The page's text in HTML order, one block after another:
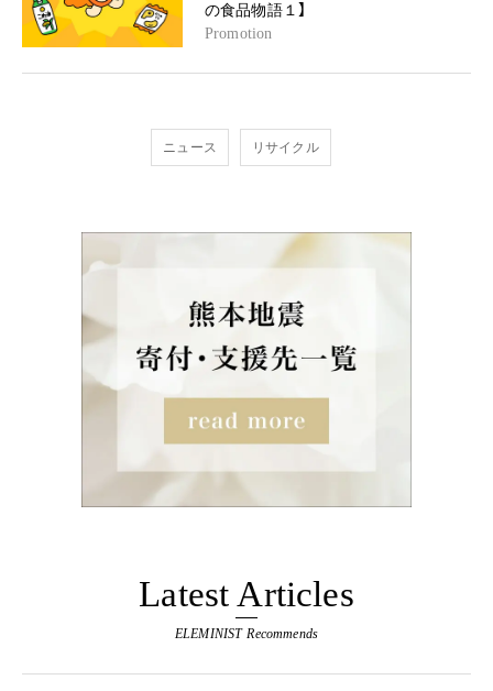
の食品物語１】
Promotion
ニュース リサイクル
Latest Articles
ELEMINIST Recommends